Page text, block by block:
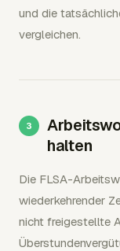
und die
vergleichen.
halten
Die FLSA-
wiederkehrender
nicht freigestellte